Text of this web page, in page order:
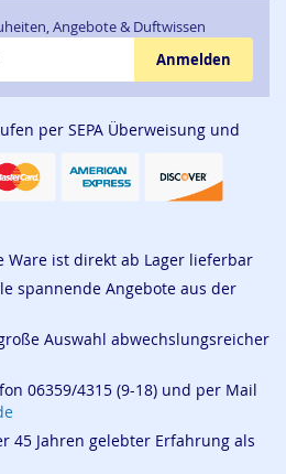
Angebote & Duftwissen
Anmelden
per SEPA Überweisung und
Ware ist direkt ab Lager lieferbar
spannende Angebote aus der
Auswahl abwechslungsreicher
06359/4315 (9-18) und per Mail
45 Jahren gelebter Erfahrung als